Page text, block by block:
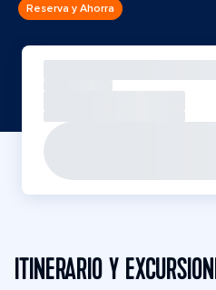
Reserva y Ahorra
ITINERARIO Y